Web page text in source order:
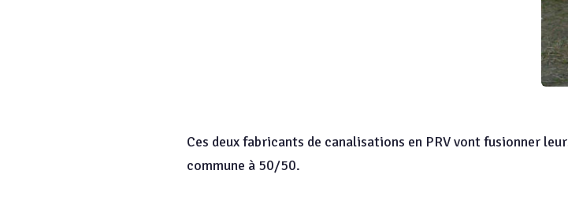
Ces deux fabricants de canalisations en PRV vont fusionner
commune à 50/50.